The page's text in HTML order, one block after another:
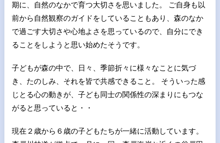
期に、自然のなかで育つ大切さを思いました。 ご自身も以
前から自然観察のガイドをしていることもあり、森のなか
で過ごす大切さや心地よさを思っているので、自分にでき
ることをしようと思い始めたそうです。
子どもが森の中で、日々、季節折々に様々なことに気づ
き、たのしみ、それを皆で共感できること。 そういった感
じとる心の動きが、子ども同士の関係性の深まりにもつな
がると思っていると・・
現在２歳から６歳の子どもたちが一緒に活動しています。